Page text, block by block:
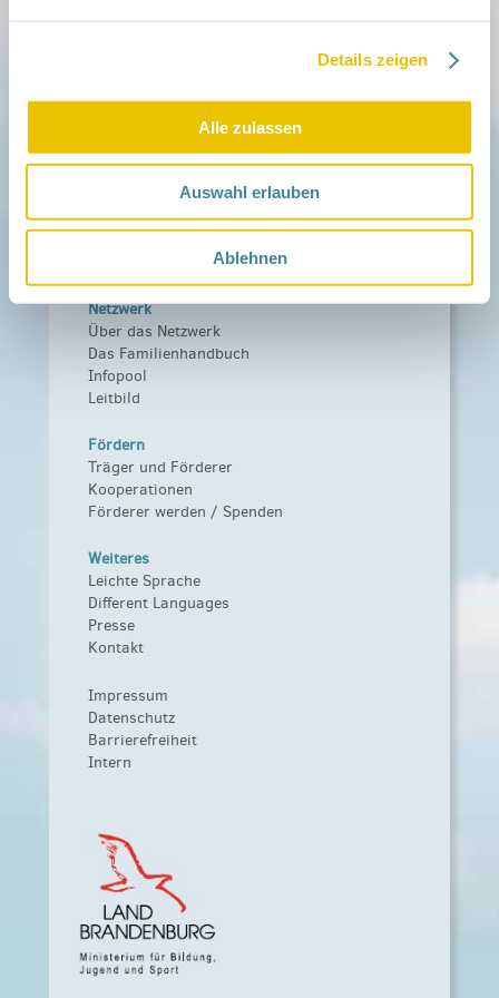
Details zeigen
Alle zulassen
Auswahl erlauben
Ablehnen
Infos für Familien
Familien ehrenamtlich begleiten
Zu deiner Region
Aktuelles
Netzwerk-Nachrichten
Netzwerk
Über das Netzwerk
Das Familienhandbuch
Infopool
Leitbild
Fördern
Träger und Förderer
Kooperationen
Förderer werden / Spenden
Weiteres
Leichte Sprache
Different Languages
Presse
Kontakt
Impressum
Datenschutz
Barrierefreiheit
Intern